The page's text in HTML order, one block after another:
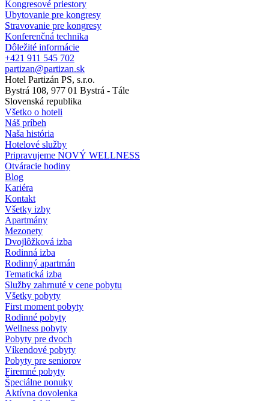
Kongresové priestory
Ubytovanie pre kongresy
Stravovanie pre kongresy
Konferenčná technika
Dôležité informácie
+421 911 545 702
partizan@partizan.sk
Hotel Partizán PS, s.r.o.
Bystrá 108, 977 01 Bystrá - Tále
Slovenská republika
Všetko o hoteli
Náš príbeh
Naša história
Hotelové služby
Pripravujeme NOVÝ WELLNESS
Otváracie hodiny
Blog
Kariéra
Kontakt
Všetky izby
Apartmány
Mezonety
Dvojlôžková izba
Rodinná izba
Rodinný apartmán
Tematická izba
Služby zahrnuté v cene pobytu
Všetky pobyty
First moment pobyty
Rodinné pobyty
Wellness pobyty
Pobyty pre dvoch
Víkendové pobyty
Pobyty pre seniorov
Firemné pobyty
Špeciálne ponuky
Aktívna dovolenka